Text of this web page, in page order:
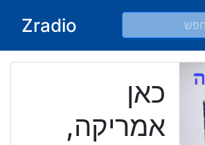
Zradio
כאן
אמריקה,